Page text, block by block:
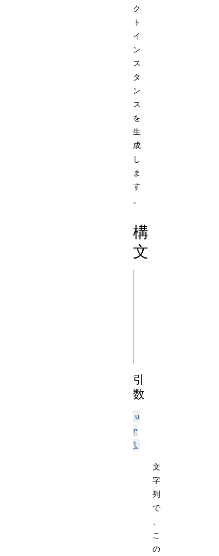
ク
ト
イ
ン
ス
タ
ン
ス
を
生
成
し
ま
す
。
構
文
引
数
u
r
l
文
字
列
で
、
こ
の